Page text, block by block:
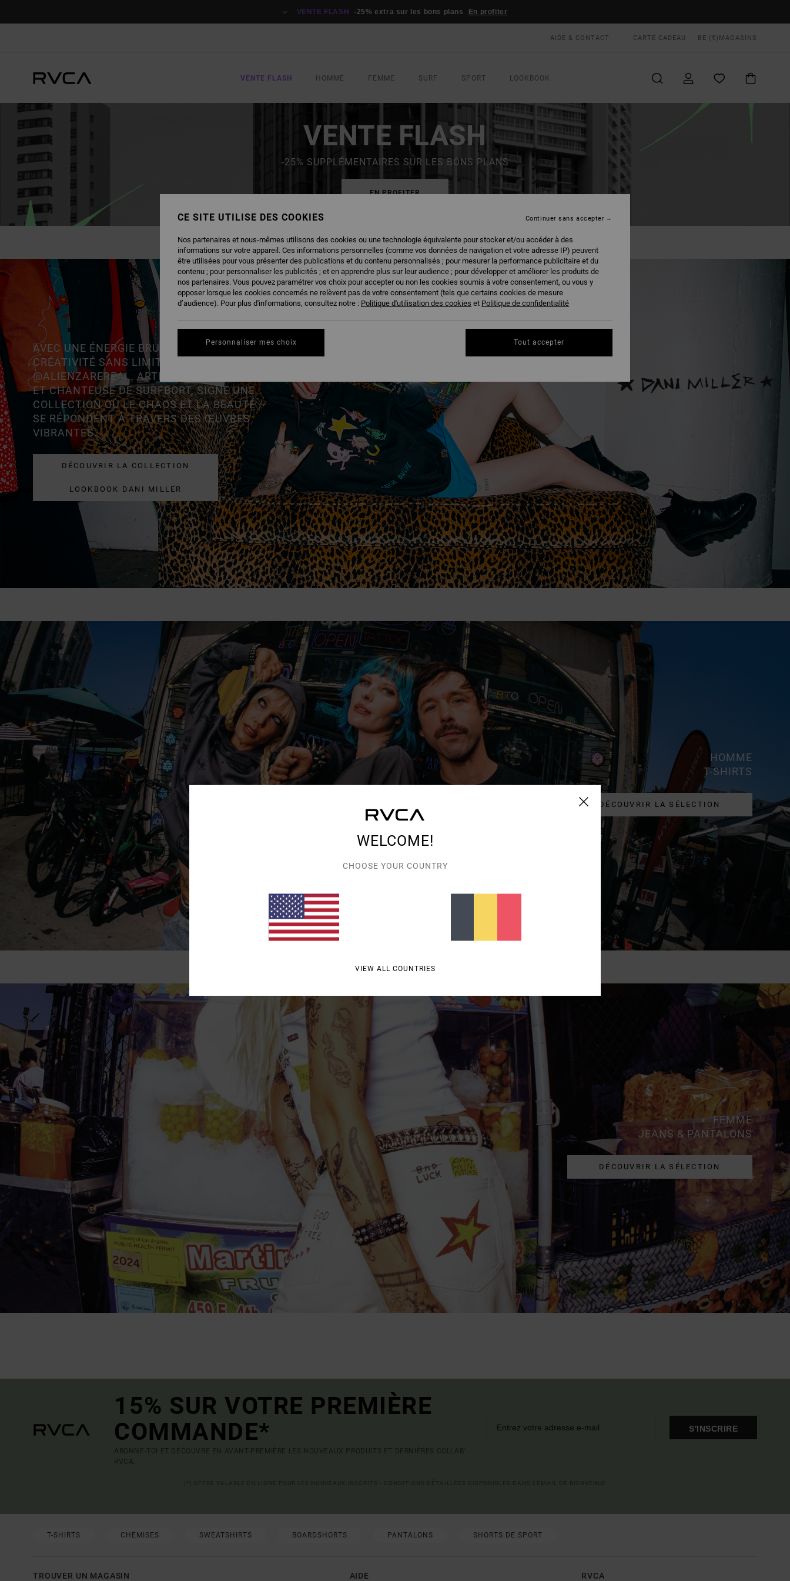
VENTE FLASH -25% extra sur les bons plans En profiter
AIDE & CONTACT CARTE CADEAU BE (€) MAGASINS
VENTE FLASH HOMME FEMME SURF SPORT LOOKBOOK
VENTE FLASH
-25% SUPPLÉMENTAIRES SUR LES BONS PLANS
EN PROFITER
AVEC UNE ÉNERGIE BRUTE ET UNE
CRÉATIVITÉ SANS LIMITES, DANI MILLER
@ALIENZAREREAL, ARTISTE, MUSICIENNE
ET CHANTEUSE DE SURFBORT, SIGNE UNE
COLLECTION OÙ LE CHAOS ET LA BEAUTÉ
SE RÉPONDENT À TRAVERS DES ŒUVRES
VIBRANTES.
DÉCOUVRIR LA COLLECTION
LOOKBOOK DANI MILLER
HOMME
T-SHIRTS
DÉCOUVRIR LA SÉLECTION
FEMME
JEANS & PANTALONS
DÉCOUVRIR LA SÉLECTION
15% SUR VOTRE PREMIÈRE
COMMANDE*
ABONNE-TOI ET DÉCOUVRE EN AVANT-PREMIÈRE LES NOUVEAUX PRODUITS ET DERNIÈRES COLLAB'
RVCA.
S'INSCRIRE
T-SHIRTS CHEMISES SWEATSHIRTS BOARDSHORTS PANTALONS SHORTS DE SPORT
TROUVER UN MAGASIN AIDE RVCA
WELCOME!
CHOOSE YOUR COUNTRY
VIEW ALL COUNTRIES
CE SITE UTILISE DES COOKIES
Nos partenaires et nous-mêmes utilisons des cookies ou une technologie équivalente pour stocker et/ou accéder à des
informations sur votre appareil. Ces informations personnelles (comme vos données de navigation et votre adresse IP) peuvent
être utilisées pour vous présenter des publications et du contenu personnalisés ; pour mesurer la performance publicitaire et du
contenu ; pour personnaliser les publicités ; et en apprendre plus sur leur audience ; pour développer et améliorer les produits de
nos partenaires. Vous pouvez paramétrer vos choix pour accepter ou non les cookies soumis à votre consentement, ou vous y
opposer lorsque les cookies concernés ne relèvent pas de votre consentement (tels que certains cookies de mesure
d’audience). Pour plus d'informations, consultez notre : Politique d'utilisation des cookies et Politique de confidentialité
Personnaliser mes choix
Continuer sans accepter
Tout accepter